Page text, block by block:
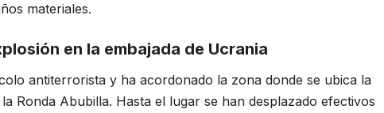
materiales.
en la embajada de Ucrania
antiterrorista y ha acordonado la zona donde se ubica la
Ronda Abubilla. Hasta el lugar se han desplazado efectivos